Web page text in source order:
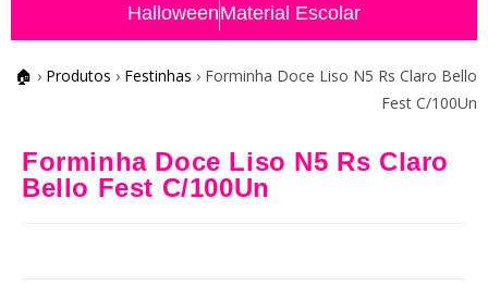
HalloweenMaterial Escolar
🏠 › Produtos › Festinhas › Forminha Doce Liso N5 Rs Claro Bello
Fest C/100Un
Forminha Doce Liso N5 Rs Claro
Bello Fest C/100Un